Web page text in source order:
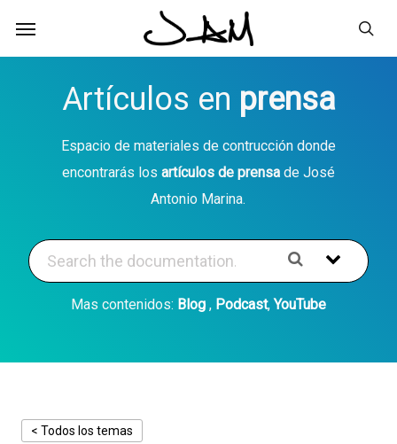
Artículos en prensa
Espacio de materiales de contrucción donde
encontrarás los artículos de prensade José
Antonio Marina.
Mas contenidos: Blog, Podcast,YouTube
< Todos los temas